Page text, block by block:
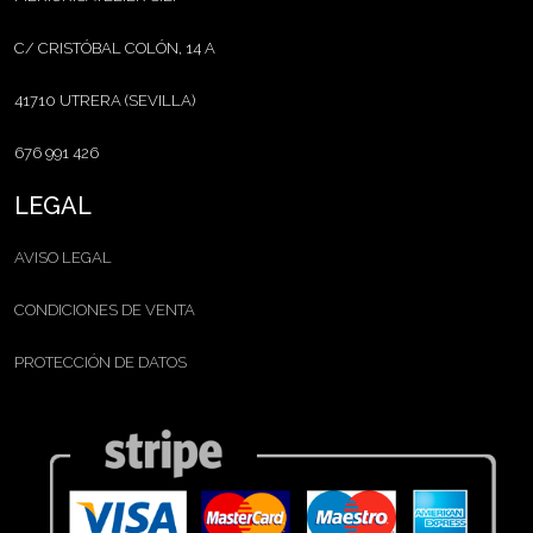
C/ CRISTÓBAL COLÓN, 14 A
41710 UTRERA (SEVILLA)
676 991 426
LEGAL
AVISO LEGAL
CONDICIONES DE VENTA
PROTECCIÓN DE DATOS